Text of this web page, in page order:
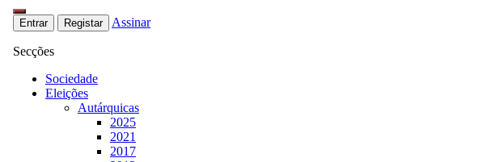
Entrar Registar Assinar
Secções
Sociedade
Eleições
Autárquicas
2025
2021
2017